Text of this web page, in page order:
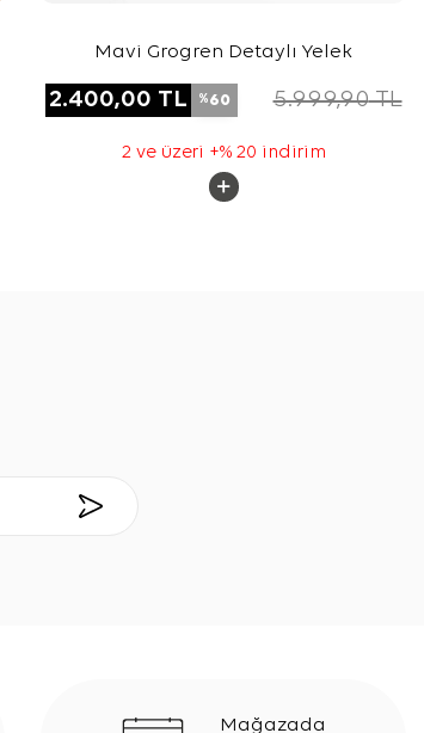
Mavi Grogren Detaylı Yelek
2.400,00 TL %60 5.999,90TL
2 ve üzeri +% 20 indirim
Mağazada